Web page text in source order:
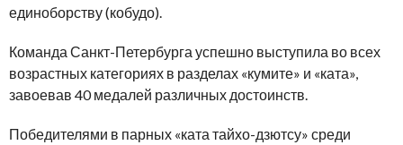
единоборству (кобудо).
Команда Санкт-Петербурга успешно выступила во всех
возрастных категориях в разделах «кумите» и «ката»,
завоевав 40 медалей различных достоинств.
Победителями в парных «ката тайхо-дзютсу» среди